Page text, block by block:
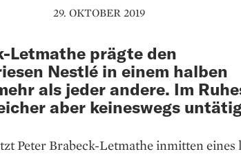
29. OKTOBER 2019
Letmathe prägte den
Nestlé in einem halben
als jeder andere. Im
aber keineswegs
Peter Brabeck-Letmathe inmitten